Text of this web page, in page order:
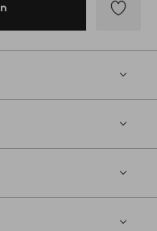
till
favoriter